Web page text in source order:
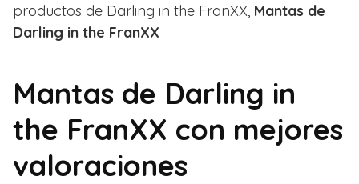
productos de Darling in the FranXX, Mantas de
Darling in the FranXX
Mantas de Darling in
the FranXX con mejores
valoraciones